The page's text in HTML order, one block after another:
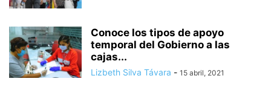
Conoce los tipos de apoyo
temporal del Gobierno a las
cajas...
Lizbeth Silva Távara - 15 abril, 2021